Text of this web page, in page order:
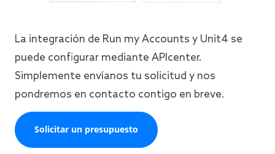
La integración de Run my Accounts y Unit4 se
puede configurar mediante APIcenter.
Simplemente envíanos tu solicitud y nos
pondremos en contacto contigo en breve.
Solicitar un presupuesto